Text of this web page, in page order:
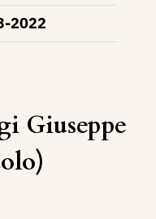
2022
Giuseppe